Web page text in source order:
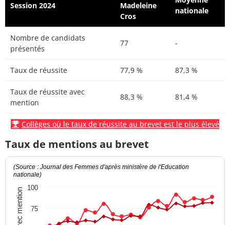
Session 2024
Madeleine
Cros
nationale
Nombre de candidats
présentés
77 -
Taux de réussite 77,9 % 87,3 %
Taux de réussite avec
mention
88,3 % 81,4 %
Collèges où le taux de réussite au brevet est le plus élevé
Taux de mentions au brevet
(Source : Journal des Femmes d'après ministère de l'Education
nationale)
75
100